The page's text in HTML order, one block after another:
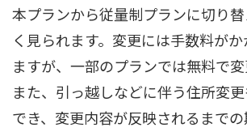
本プランから従量制プランに切り
く見られます。変更には手数料が
ますが、一部のプランでは無料で変
また、引っ越しなどに伴う住所変
でき、変更内容が反映されるまで